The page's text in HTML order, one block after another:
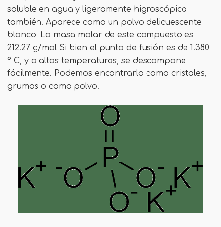
soluble en agua y ligeramente higroscópica
también. Aparece como un polvo delicuescente
blanco. La masa molar de este compuesto es
212.27 g/mol Si bien el punto de fusión es de 1.380
° C, y a altas temperaturas, se descompone
fácilmente. Podemos encontrarlo como cristales,
grumos o como polvo.